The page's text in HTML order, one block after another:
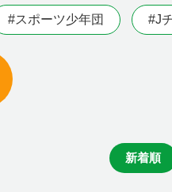
#スポーツ少年団 #J
新着順